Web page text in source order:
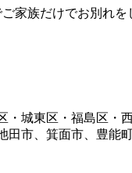
家族だけでお別れを
城東区・福島区・
田市、箕面市、豊能